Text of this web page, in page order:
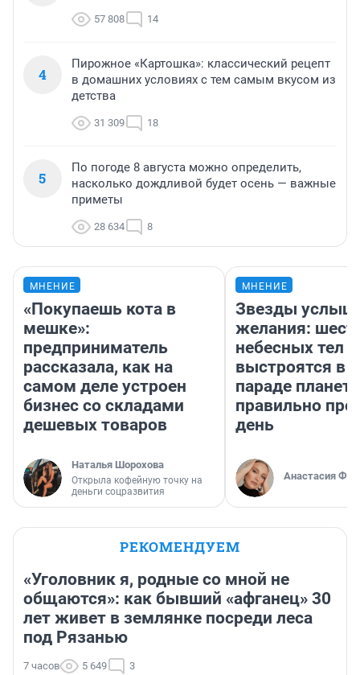
57 808 14
4
Пирожное «Картошка»: классический рецепт
в домашних условиях с тем самым вкусом из
детства
31 309 18
5
По погоде 8 августа можно определить,
насколько дождливой будет осень — важные
приметы
28 634 8
МНЕНИЕ
«Покупаешь кота в
мешке»:
предприниматель
рассказала, как на
самом деле устроен
бизнес со складами
дешевых товаров
Наталья Шорохова
Открыла кофейную точку на
деньги соцразвития
МНЕНИЕ
Звезды
желания:
небесных тел
выстроятся в
параде планет
правильно
день
Анастасия
РЕКОМЕНДУЕМ
«Уголовник я, родные со мной не
общаются»: как бывший «афганец» 30
лет живет в землянке посреди леса
под Рязанью
7 часов 5 649 3